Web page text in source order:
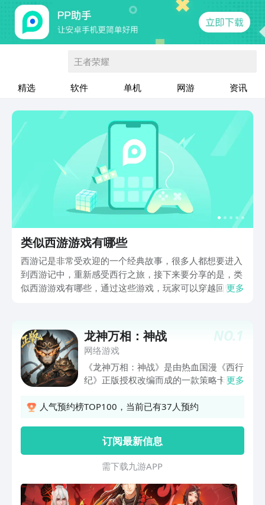
王者荣耀
精选 软件 单机 网游 资讯
类似西游游戏有哪些
西游记是非常受欢迎的一个经典故事，很多人都想要进入
到西游记中，重新感受西行之旅，接下来要分享的是，类
似西游游戏有哪些，通过这些游戏，玩家可以穿越回曾经
来进行参考。
更多
NO.1
龙神万相：神战
网络游戏
《龙神万相：神战》是由热血国漫《西行
纪》正版授权改编而成的一款策略卡牌手
动漫剧情，甚至增加了即将播出的第五季
PVE玩法，如：跨越阴阳、巅峰竞技、龙
神八部、修罗来袭、王者之战等，每个玩
法别具趣味性和竞技感，满足玩家对西行
路上的挑战和探索。一起重燃热血西行
魂，这一次，不为苍生，只为自己！
更多
人气预约榜TOP100，当前已有37人预约
订阅最新信息
需 下 载 九 游 A P P